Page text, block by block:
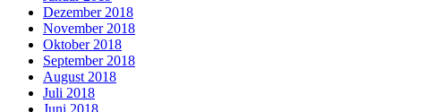
Dezember 2018
November 2018
Oktober 2018
September 2018
August 2018
Juli 2018
Juni 2018